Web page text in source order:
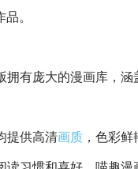
。
拥有庞大的漫画库，
提供高清画质 ，色彩